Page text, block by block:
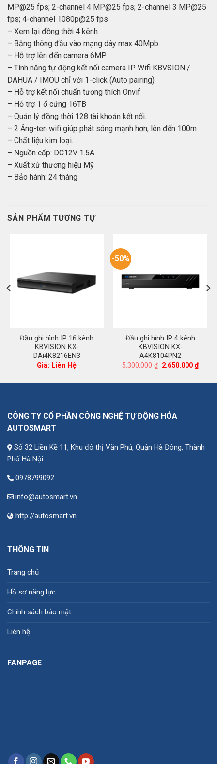
MP@25 fps; 2-channel 4 MP@25 fps; 2-channel 3 MP@25
fps; 4-channel 1080p@25 fps
– Xem lại đồng thời 4 kênh
– Băng thông đầu vào mạng dây max 40Mpb.
– Hỗ trợ lên đến camera 6MP.
– Tính năng tự động kết nối camera IP Wifi KBVSION /
DAHUA / IMOU chỉ với 1-click (Auto pairing)
– Hỗ trợ kết nối chuẩn tương thích Onvif
– Hỗ trợ 1 ổ cứng 16TB
– Quản lý đồng thời 128 tài khoản kết nối.
– 2 Ăng-ten wifi giúp phát sóng mạnh hơn, lên đến 100m
– Chất liệu kim loại.
– Nguồn cấp: DC12V 1.5A
– Xuất xứ thương hiệu Mỹ
– Bảo hành: 24 tháng
SẢN PHẨM TƯƠNG TỰ
Đầu ghi hình IP 16 kênh
KBVISION KX-
DAi4K8216EN3
Giá: Liên Hệ
-50%
Đầu ghi hình IP 4 kênh
KBVISION KX-
A4K8104PN2
5.300.000₫ Giá
5.300.000 ₫.
2.650.000₫Giá
hiện
là:
CÔNG TY CỔ PHẦN CÔNG NGHỆ TỰ ĐỘNG HÓA
AUTOSMART
Số 32 Liền Kề 11, Khu đô thị Văn Phú, Quận Hà Đông, Thành
Phố Hà Nội
0978799092
info@autosmart.vn
http://autosmart.vn
THÔNG TIN
Trang chủ
Hồ sơ năng lực
Chính sách bảo mật
Liên hệ
FANPAGE